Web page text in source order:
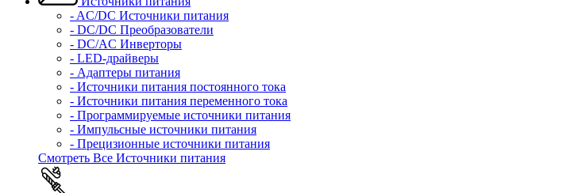
- AC/DC Источники питания
- DC/DC Преобразователи
- DC/AC Инверторы
- LED-драйверы
- Адаптеры питания
- Источники питания постоянного тока
- Источники питания переменного тока
- Программируемые источники питания
- Импульсные источники питания
- Прецизионные источники питания
Смотреть Все Источники питания